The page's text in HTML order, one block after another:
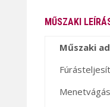
MŰSZAKI
Műszaki